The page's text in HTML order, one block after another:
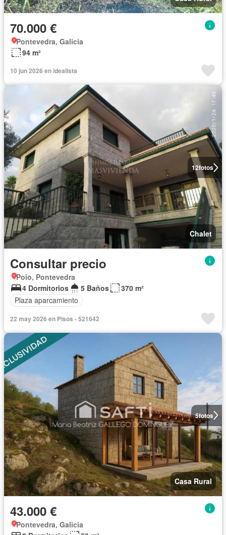
70.000 €
Pontevedra, Galicia
94 m²
10 jun 2026 en idealista
12fotos
Chalet
Consultar precio
Poio, Pontevedra
4 Dormitorios
5 Baños
370 m²
Plaza aparcamiento
22 may 2026 en Pisos - 521642
5fotos
Casa Rural
43.000 €
Pontevedra, Galicia